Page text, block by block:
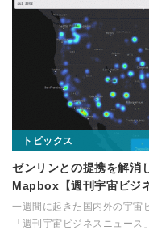
トピックス
ゼンリンとの提携を解消
Mapbox【週刊宇宙ビジ
一週間に起きた国内外の宇宙
「週刊宇宙ビジネスニュース